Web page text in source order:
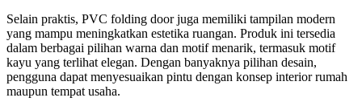
Selain praktis, PVC folding door juga memiliki tampilan modern
yang mampu meningkatkan estetika ruangan. Produk ini tersedia
dalam berbagai pilihan warna dan motif menarik, termasuk motif
kayu yang terlihat elegan. Dengan banyaknya pilihan desain,
pengguna dapat menyesuaikan pintu dengan konsep interior rumah
maupun tempat usaha.